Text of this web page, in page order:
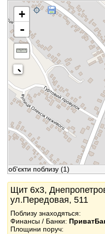
+
-
об'єкти поблизу (1)
Щит 6x3,
ул.Передовая, 511
Поблизу знаходяться:
Финансы / Банки:
Площини поруч: